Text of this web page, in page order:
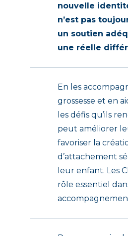
nouvelle
n’est pas
un soutien
une réelle
En les
grossesse et en
les défis qu’ils
peut améliorer
favoriser la
d’attachement
leur enfant. Les
rôle essentiel